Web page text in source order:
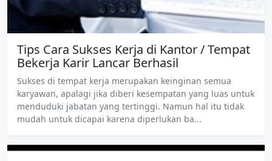
Tips Cara Sukses Kerja di Kantor / Tempat
Bekerja Karir Lancar Berhasil
Sukses di tempat kerja merupakan keinginan semua
karyawan, apalagi jika diberi kesempatan yang luas untuk
menduduki jabatan yang tertinggi. Namun hal itu tidak
mudah untuk dicapai karena diperlukan ba...